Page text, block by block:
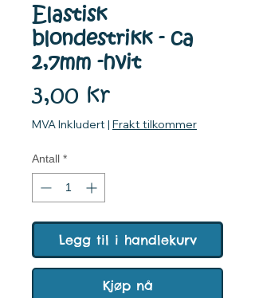
Elastisk
blondestrikk - ca
2,7mm -hvit
3,00 krPris
MVA Inkludert | Frakt tilkommer
Antall *
Legg til i handlekurv
Kjøp nå